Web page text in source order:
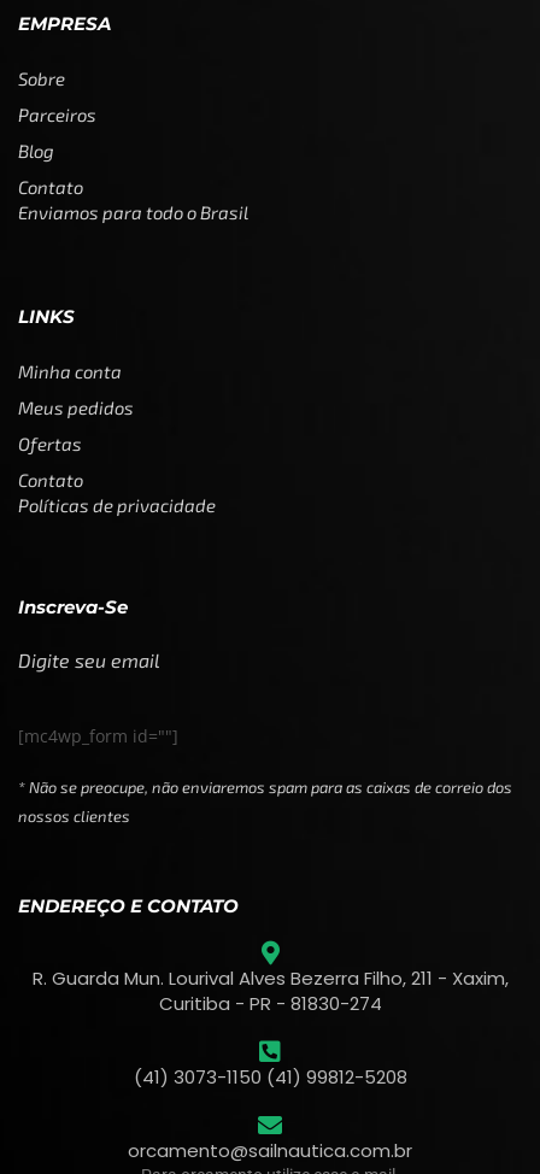
EMPRESA
Sobre
Parceiros
Blog
Contato
Enviamos para todo o Brasil
LINKS
Minha conta
Meus pedidos
Ofertas
Contato
Políticas de privacidade
Inscreva-Se
Digite seu email
[mc4wp_form id=""]
* Não se preocupe, não enviaremos spam para as caixas de correio dos
nossos clientes
ENDEREÇO E CONTATO
R. Guarda Mun. Lourival Alves Bezerra Filho, 211 - Xaxim,
Curitiba - PR - 81830-274
(41) 3073-1150 (41) 99812-5208
orcamento@sailnautica.com.br